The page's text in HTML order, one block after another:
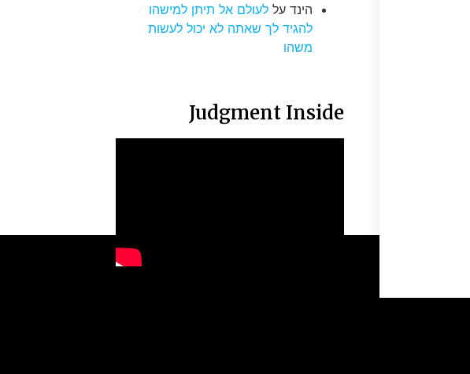
הינדעל לעולם אל תיתן למישהו
להגיד לך שאתה לא יכול לעשות
משהו
Judgment Inside